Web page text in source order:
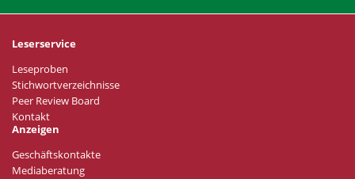
Leserservice
Leseproben
Stichwortverzeichnisse
Peer Review Board
Kontakt
Anzeigen
Geschäftskontakte
Mediaberatung